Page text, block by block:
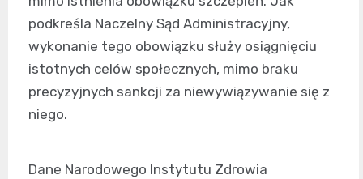
podkreśla Naczelny Sąd Administracyjny,
wykonanie tego obowiązku służy osiągnięciu
istotnych celów społecznych, mimo braku
precyzyjnych sankcji za niewywiązywanie się z
niego.
Dane Narodowego Instytutu Zdrowia